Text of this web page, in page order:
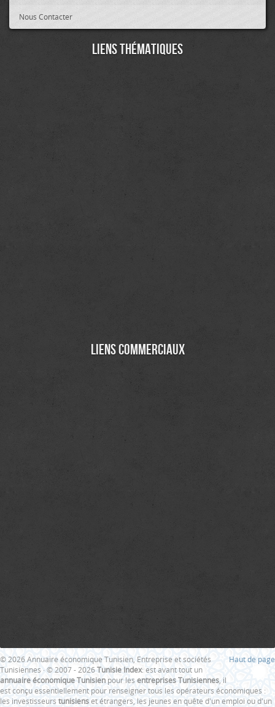
Nous Contacter
Liens thématiques
Liens commerciaux
Haut de page
© 2026 Annuaire économique Tunisien, Entreprise et sociétés
Tunisiennes · © 2007 - 2026Tunisie Index: est avant tout un
annuaire économique Tunisien pour lesentreprises Tunisiennes , il
est conçu essentiellement pour renseigner tous les opérateurs économiques :
les investisseurs tunisienset étrangers, les jeunes en quête d'un emploi ou d'un